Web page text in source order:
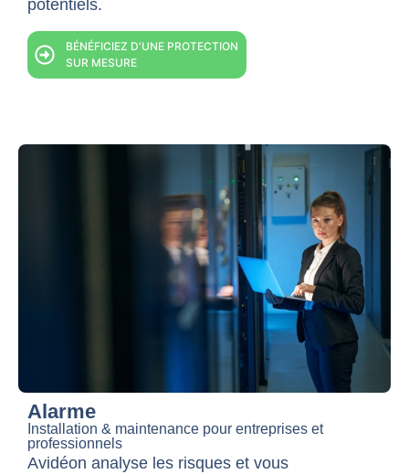
potentiels.
BÉNÉFICIEZ D'UNE PROTECTION
SUR MESURE
Alarme
Installation & maintenance pour entreprises et
professionnels
Avidéon analyse les risques et vous